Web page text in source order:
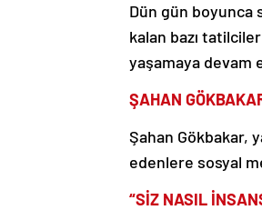
Dün gün boyunca
kalan bazı
yaşamaya devam
ŞAHAN
Şahan Gökbakar,
edenlere sosyal
“SİZ NASIL